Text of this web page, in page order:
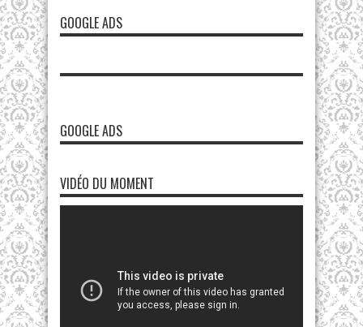
GOOGLE ADS
GOOGLE ADS
VIDÉO DU MOMENT